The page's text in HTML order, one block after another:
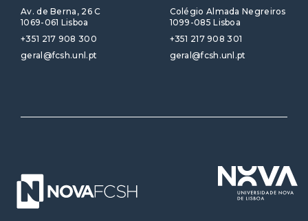
Av. de Berna, 26 C
1069-061 Lisboa
+351 217 908 300
geral@fcsh.unl.pt
Colégio Almada Negreiros
1099-085 Lisboa
+351 217 908 301
geral@fcsh.unl.pt